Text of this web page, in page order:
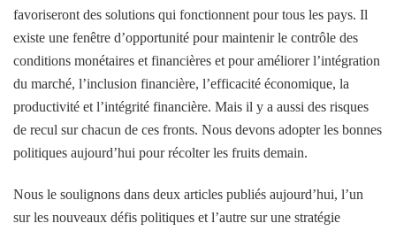
favoriseront des solutions qui fonctionnent pour tous les pays. Il
existe une fenêtre d’opportunité pour maintenir le contrôle des
conditions monétaires et financières et pour améliorer l’intégration
du marché, l’inclusion financière, l’efficacité économique, la
productivité et l’intégrité financière. Mais il y a aussi des risques
de recul sur chacun de ces fronts. Nous devons adopter les bonnes
politiques aujourd’hui pour récolter les fruits demain.
Nous le soulignons dans deux articles publiés aujourd’hui, l’un
sur les nouveaux défis politiques et l’autre sur une stratégie